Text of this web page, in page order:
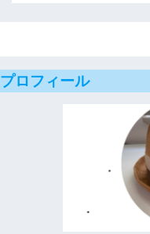
プロフィール